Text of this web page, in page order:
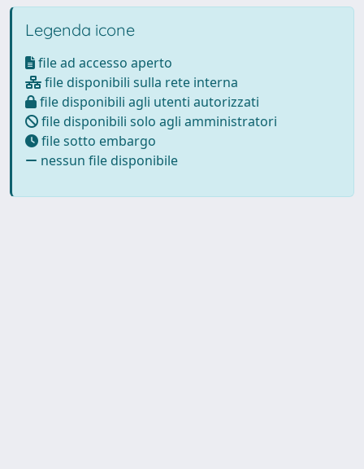
Legenda icone
file ad accesso aperto
file disponibili sulla rete interna
file disponibili agli utenti autorizzati
file disponibili solo agli amministratori
file sotto embargo
nessun file disponibile